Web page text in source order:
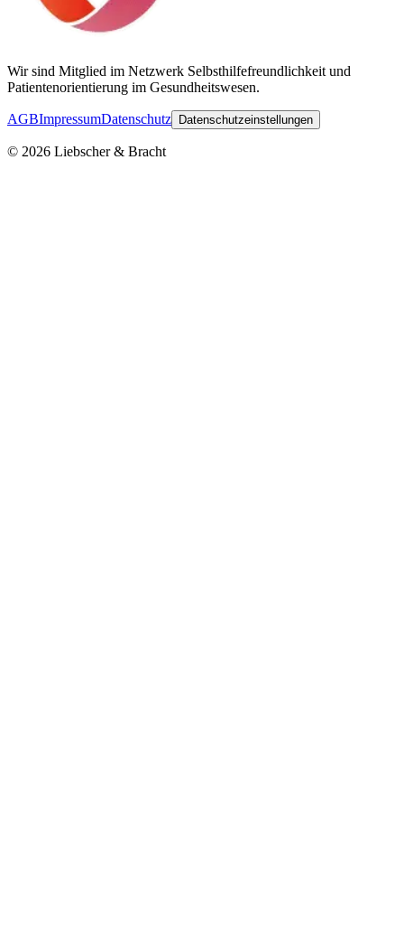
Wir sind Mitglied im Netzwerk Selbsthilfefreundlichkeit und
Patientenorientierung im Gesundheitswesen.
AGBImpressumDatenschutz Datenschutzeinstellungen
© 2026 Liebscher & Bracht